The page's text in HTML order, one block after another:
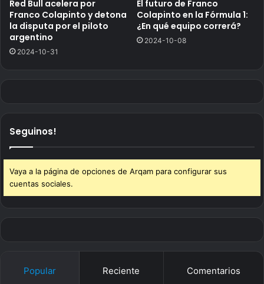
Red Bull acelera por
Franco Colapinto y detona
la disputa por el piloto
argentino
2024-10-31
El futuro de Franco
Colapinto en la Fórmula 1:
¿En qué equipo correrá?
2024-10-08
Seguinos!
Vaya a la página de opciones de Arqam para configurar sus
cuentas sociales.
Popular Reciente Comentarios